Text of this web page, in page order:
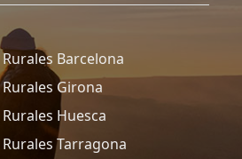
Rurales Barcelona
Rurales Girona
Rurales Huesca
Rurales Tarragona